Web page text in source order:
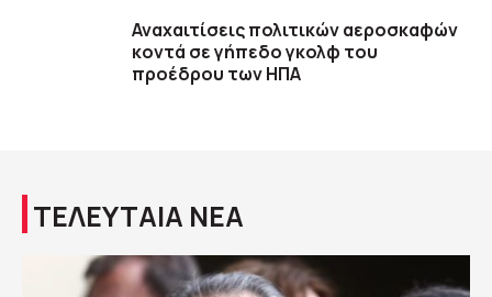
Αναχαιτίσεις πολιτικών αεροσκαφών
κοντά σε γήπεδο γκολφ του
προέδρου των ΗΠΑ
ΤΕΛΕΥΤΑΙΑ ΝΕΑ